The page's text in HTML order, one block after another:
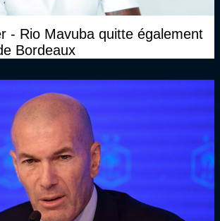
- Rio Mavuba quitte également
Bordeaux